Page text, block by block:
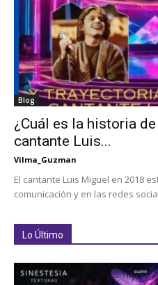
Blog
¿Cuál es la historia
cantante Luis...
Vilma_Guzman
El cantante Luis Miguel en 2018
comunicación y en las redes
Lo Último